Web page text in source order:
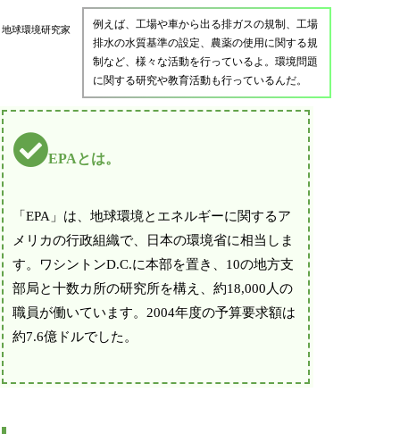
地球環境研究家
例えば、工場や車から出る排ガスの規制、工場
排水の水質基準の設定、農薬の使用に関する規
制など、様々な活動を行っているよ。環境問題
に関する研究や教育活動も行っているんだ。
EPAとは。
「EPA」は、地球環境とエネルギーに関するア
メリカの行政組織で、日本の環境省に相当しま
す。ワシントンD.C.に本部を置き、10の地方支
部局と十数カ所の研究所を構え、約18,000人の
職員が働いています。2004年度の予算要求額は
約7.6億ドルでした。